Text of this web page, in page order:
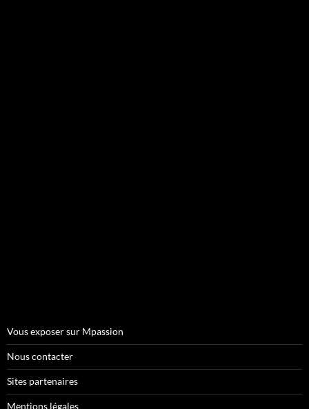
Vous exposer sur Mpassion
Nous contacter
Sites partenaires
Mentions légales